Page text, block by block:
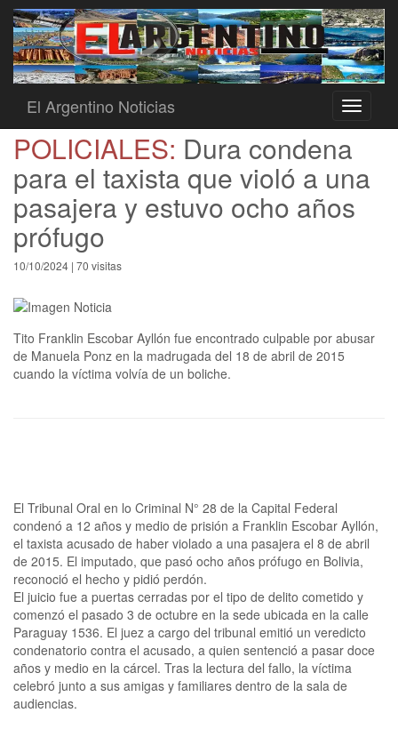
Toggle
El Argentino Noticias
POLICIALES: Dura condena
para el taxista que violó a una
pasajera y estuvo ocho años
prófugo
10/10/2024 | 70 visitas
Tito Franklin Escobar Ayllón fue encontrado culpable por abusar
de Manuela Ponz en la madrugada del 18 de abril de 2015
cuando la víctima volvía de un boliche.
El Tribunal Oral en lo Criminal N° 28 de la Capital Federal
condenó a 12 años y medio de prisión a Franklin Escobar Ayllón,
el taxista acusado de haber violado a una pasajera el 8 de abril
de 2015. El imputado, que pasó ocho años prófugo en Bolivia,
reconoció el hecho y pidió perdón.
El juicio fue a puertas cerradas por el tipo de delito cometido y
comenzó el pasado 3 de octubre en la sede ubicada en la calle
Paraguay 1536. El juez a cargo del tribunal emitió un veredicto
condenatorio contra el acusado, a quien sentenció a pasar doce
años y medio en la cárcel. Tras la lectura del fallo, la víctima
celebró junto a sus amigas y familiares dentro de la sala de
audiencias.